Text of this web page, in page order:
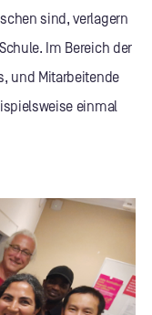
sind, verlagern
Im Bereich der
und Mitarbeitende
einmal